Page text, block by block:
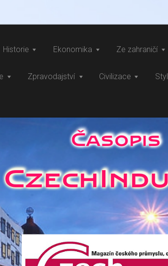
Historie Ekonomika Ze zahraničí
Zpravodajství Civilizace Styl